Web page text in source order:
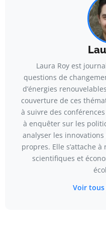
Laura Roy est
questions de
d’énergies
couverture de ces
à suivre des
à enquêter sur les
analyser les
propres. Elle s’attache
scientifiques et
Voir